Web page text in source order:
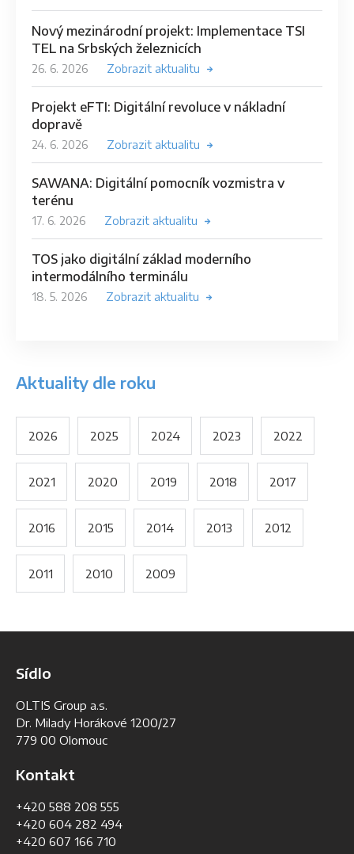
Nový mezinárodní projekt: Implementace TSI
TEL na Srbských železnicích
26. 6. 2026 Zobrazit aktualitu
Projekt eFTI: Digitální revoluce v nákladní
dopravě
24. 6. 2026 Zobrazit aktualitu
SAWANA: Digitální pomocník vozmistra v
terénu
17. 6. 2026 Zobrazit aktualitu
TOS jako digitální základ moderního
intermodálního terminálu
18. 5. 2026 Zobrazit aktualitu
Aktuality dle roku
2026 2025 2024 2023 2022
2021 2020 2019 2018 2017
2016 2015 2014 2013 2012
2011 2010 2009
Sídlo
OLTIS Group a.s.
Dr. Milady Horákové 1200/27
779 00 Olomouc
Kontakt
+420 588 208 555
+420 604 282 494
+420 607 166 710